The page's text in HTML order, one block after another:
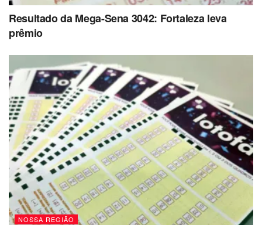
Resultado da Mega-Sena 3042: Fortaleza leva
prêmio
NOSSA REGIÃO